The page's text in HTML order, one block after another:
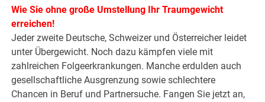
Wie Sie ohne große Umstellung Ihr Traumgewicht
erreichen!
Jeder zweite Deutsche, Schweizer und Österreicher leidet
unter Übergewicht. Noch dazu kämpfen viele mit
zahlreichen Folgeerkrankungen. Manche erdulden auch
gesellschaftliche Ausgrenzung sowie schlechtere
Chancen in Beruf und Partnersuche. Fangen Sie jetzt an,